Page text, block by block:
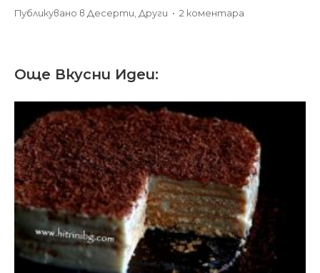
Публикувано в Десерти, Други • 2 коментара
яйца
фурна.
Още Вкусни Идеи: